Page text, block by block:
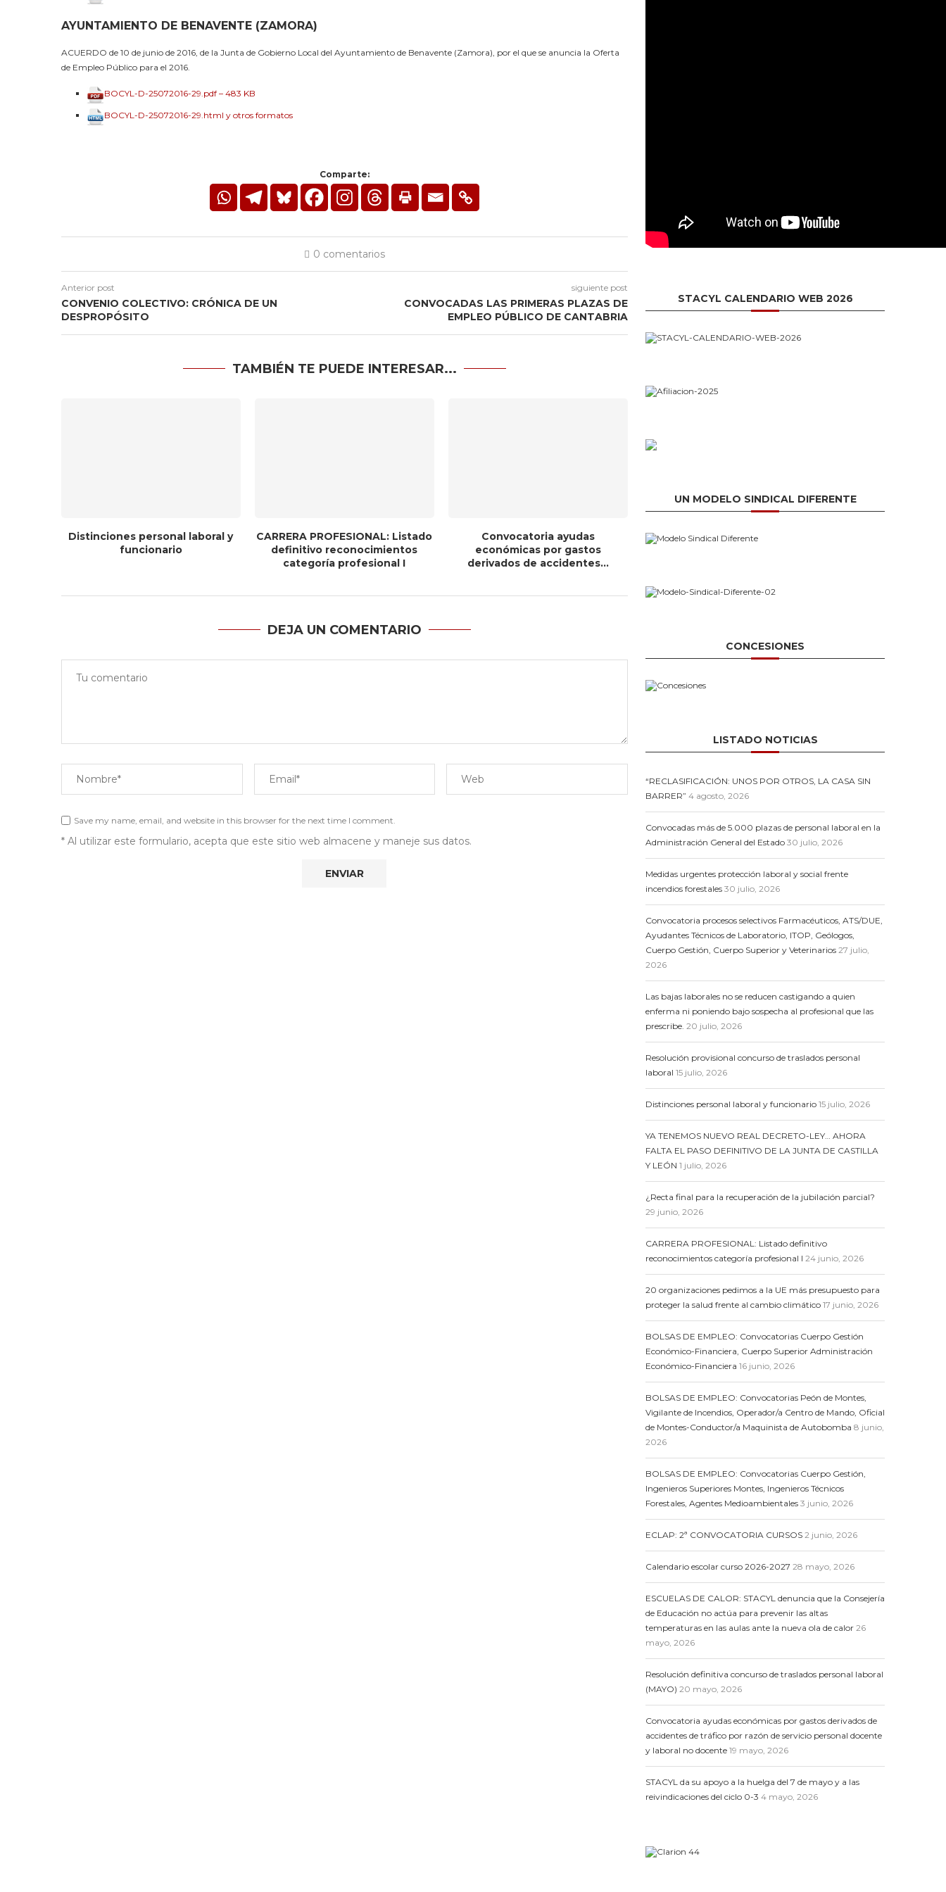
AYUNTAMIENTO DE BENAVENTE (ZAMORA)
ACUERDO de 10 de junio de 2016, de la Junta de Gobierno Local del Ayuntamiento de Benavente (Zamora), por el que se anuncia la Oferta
de Empleo Público para el 2016.
BOCYL-D-25072016-29.pdf – 483 KB
BOCYL-D-25072016-29.html y otros formatos
Comparte:
0 comentarios
Anterior post
CONVENIO COLECTIVO: CRÓNICA DE UN
DESPROPÓSITO
siguiente post
CONVOCADAS LAS PRIMERAS PLAZAS DE
EMPLEO PÚBLICO DE CANTABRIA
TAMBIÉN TE PUEDE INTERESAR...
Distinciones personal laboral y
funcionario
CARRERA PROFESIONAL: Listado
definitivo reconocimientos
categoría profesional I
Convocatoria ayudas
económicas por gastos
derivados de accidentes...
DEJA UN COMENTARIO
Save my name, email, and website in this browser for the next time I comment.
* Al utilizar este formulario, acepta que este sitio web almacene y maneje sus datos.
STACYL CALENDARIO WEB 2026
UN MODELO SINDICAL DIFERENTE
CONCESIONES
LISTADO NOTICIAS
“RECLASIFICACIÓN: UNOS POR OTROS, LA CASA SIN
BARRER” 4 agosto, 2026
Convocadas más de 5.000 plazas de personal laboral en la
Administración General del Estado 30 julio, 2026
Medidas urgentes protección laboral y social frente
incendios forestales 30 julio, 2026
Convocatoria procesos selectivos Farmacéuticos, ATS/DUE,
Ayudantes Técnicos de Laboratorio, ITOP, Geólogos,
Cuerpo Gestión, Cuerpo Superior y Veterinarios 27 julio,
2026
Las bajas laborales no se reducen castigando a quien
enferma ni poniendo bajo sospecha al profesional que las
prescribe. 20 julio, 2026
Resolución provisional concurso de traslados personal
laboral 15 julio, 2026
Distinciones personal laboral y funcionario 15 julio, 2026
YA TENEMOS NUEVO REAL DECRETO-LEY… AHORA
FALTA EL PASO DEFINITIVO DE LA JUNTA DE CASTILLA
Y LEÓN 1 julio, 2026
¿Recta final para la recuperación de la jubilación parcial?
29 junio, 2026
CARRERA PROFESIONAL: Listado definitivo
reconocimientos categoría profesional I 24 junio, 2026
20 organizaciones pedimos a la UE más presupuesto para
proteger la salud frente al cambio climático 17 junio, 2026
BOLSAS DE EMPLEO: Convocatorias Cuerpo Gestión
Económico-Financiera, Cuerpo Superior Administración
Económico-Financiera 16 junio, 2026
BOLSAS DE EMPLEO: Convocatorias Peón de Montes,
Vigilante de Incendios, Operador/a Centro de Mando, Oficial
de Montes-Conductor/a Maquinista de Autobomba 8 junio,
2026
BOLSAS DE EMPLEO: Convocatorias Cuerpo Gestión,
Ingenieros Superiores Montes, Ingenieros Técnicos
Forestales, Agentes Medioambientales 3 junio, 2026
ECLAP: 2ª CONVOCATORIA CURSOS 2 junio, 2026
Calendario escolar curso 2026-2027 28 mayo, 2026
ESCUELAS DE CALOR: STACYL denuncia que la Consejería
de Educación no actúa para prevenir las altas
temperaturas en las aulas ante la nueva ola de calor 26
mayo, 2026
Resolución definitiva concurso de traslados personal laboral
(MAYO) 20 mayo, 2026
Convocatoria ayudas económicas por gastos derivados de
accidentes de tráfico por razón de servicio personal docente
y laboral no docente 19 mayo, 2026
STACYL da su apoyo a la huelga del 7 de mayo y a las
reivindicaciones del ciclo 0-3 4 mayo, 2026